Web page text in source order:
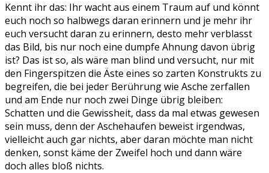
Kennt ihr das: Ihr wacht aus einem Traum auf und könnt
euch noch so halbwegs daran erinnern und je mehr ihr
euch versucht daran zu erinnern, desto mehr verblasst
das Bild, bis nur noch eine dumpfe Ahnung davon übrig
ist? Das ist so, als wäre man blind und versucht, nur mit
den Fingerspitzen die Äste eines so zarten Konstrukts zu
begreifen, die bei jeder Berührung wie Asche zerfallen
und am Ende nur noch zwei Dinge übrig bleiben:
Schatten und die Gewissheit, dass da mal etwas gewesen
sein muss, denn der Aschehaufen beweist irgendwas,
vielleicht auch gar nichts, aber daran möchte man nicht
denken, sonst käme der Zweifel hoch und dann wäre
doch alles bloß nichts.